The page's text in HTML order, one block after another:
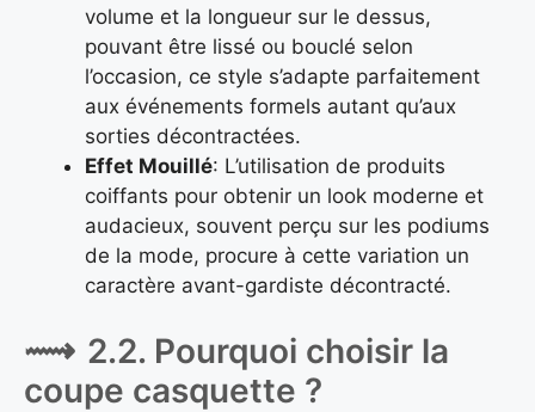
volume et la longueur sur le dessus,
pouvant être lissé ou bouclé selon
l’occasion, ce style s’adapte parfaitement
aux événements formels autant qu’aux
sorties décontractées.
Effet Mouillé: L’utilisation de produits
coiffants pour obtenir un look moderne et
audacieux, souvent perçu sur les podiums
de la mode, procure à cette variation un
caractère avant-gardiste décontracté.
2.2. Pourquoi choisir la
coupe casquette ?